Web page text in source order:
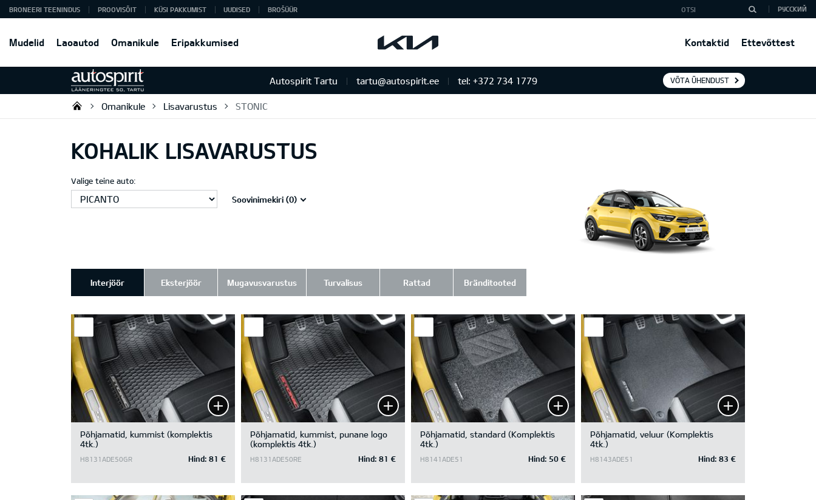
Mudelid Laoautod Omanikule Eripakkumised Kontaktid Ettevõttest
BRONEERI TEENINDUS PROOVISÕIT KÜSI PAKKUMIST UUDISED BROŠÜÜR РУССКИЙ
Autospirit Tartu tartu@autospirit.ee tel: +372 734 1779 VÕTA ÜHENDUST
Autospirit Tartu OÜ
Omanikule Lisavarustus STONIC
KOHALIK LISAVARUSTUS
Valige teine auto:
Soovinimekiri (0)
Interjöör Eksterjöör Mugavusvarustus Turvalisus Rattad Bränditooted
Põhjamatid, kummist (komplektis
4tk.)
H8131ADE50GR Hind: 81 €
Põhjamatid, kummist, punane logo
(komplektis 4tk.)
H8131ADE50RE Hind: 81 €
Põhjamatid, standard (Komplektis
4tk.)
H8141ADE51 Hind: 50 €
Põhjamatid, veluur (Komplektis
4tk.)
H8143ADE51 Hind: 83 €